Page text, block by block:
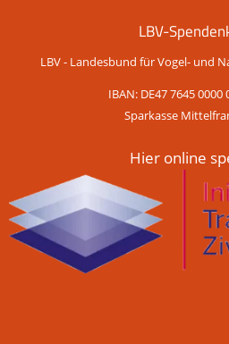
LBV-
LBV - Landesbund für Vogel- und
IBAN: DE47 7645 0000
Sparkasse
Hier online